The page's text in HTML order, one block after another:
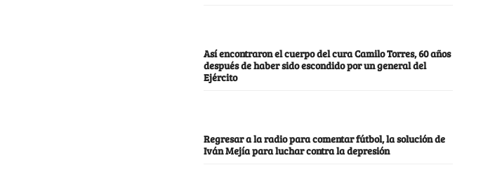
Así encontraron el cuerpo del cura Camilo Torres, 60 años
después de haber sido escondido por un general del
Ejército
Regresar a la radio para comentar fútbol, la solución de
Iván Mejía para luchar contra la depresión